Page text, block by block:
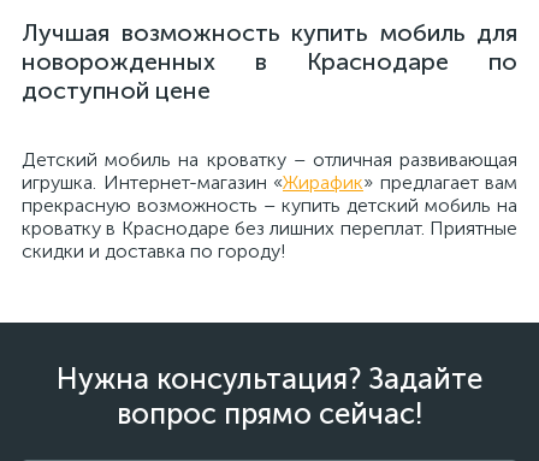
Лучшая возможность купить мобиль для
новорожденных в Краснодаре по
доступной цене
Детский мобиль на кроватку – отличная развивающая
игрушка. Интернет-магазин «Жирафик» предлагает вам
прекрасную возможность – купить детский мобиль на
кроватку в Краснодаре без лишних переплат. Приятные
скидки и доставка по городу!
Нужна консультация? Задайте
вопрос прямо сейчас!